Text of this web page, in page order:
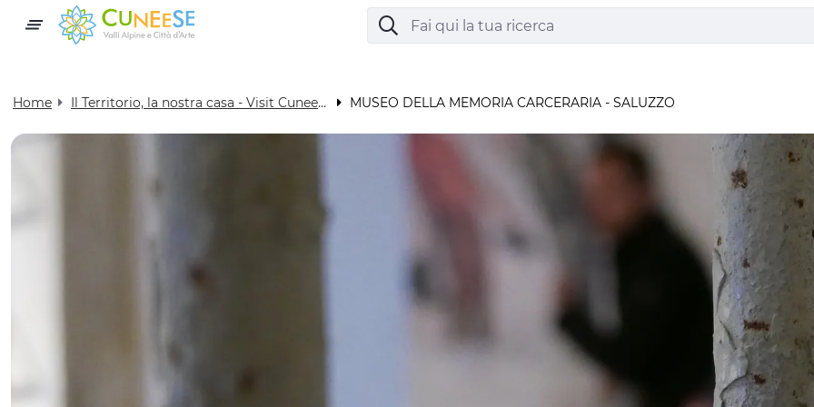
Home Il Territorio, la nostra casa - Visit Cuneese MUSEO DELLA MEMORIA CARCERARIA - SALUZZO